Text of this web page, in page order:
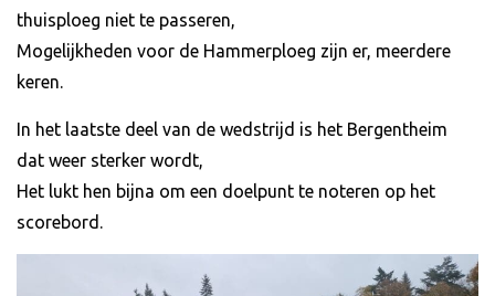
thuisploeg niet te passeren,
Mogelijkheden voor de Hammerploeg zijn er, meerdere
keren.
In het laatste deel van de wedstrijd is het Bergentheim
dat weer sterker wordt,
Het lukt hen bijna om een doelpunt te noteren op het
scorebord.